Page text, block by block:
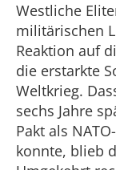
Westliche
militärischen
Reaktion auf
die erstarkte
Weltkrieg.
sechs Jahre
Pakt als
konnte, blieb